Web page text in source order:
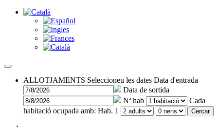
ALLOTJAMENTS Seleccioneu les dates Data d'entrada
Data de sortida
Nª hab
Cada
habitació ocupada amb: Hab. 1 Cercar